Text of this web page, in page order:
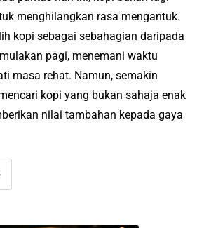
menghilangkan rasa mengantuk.
kopi sebagai sebahagian daripada
pagi, menemani waktu
masa rehat. Namun, semakin
kopi yang bukan sahaja enak
nilai tambahan kepada gaya